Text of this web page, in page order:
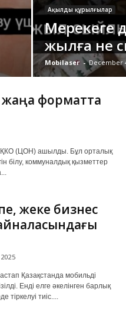
Ақылды құрылғылар
Мерекеге
жылға не
Mobilaser - December
жаңа форматта
(ЦОН) ашылды. Бұл орталық
білу, коммуналдық қызметтер
жеке бизнес
Қазақстанда мобильді
Енді елге әкелінген барлық
тіркелуі тиіс....